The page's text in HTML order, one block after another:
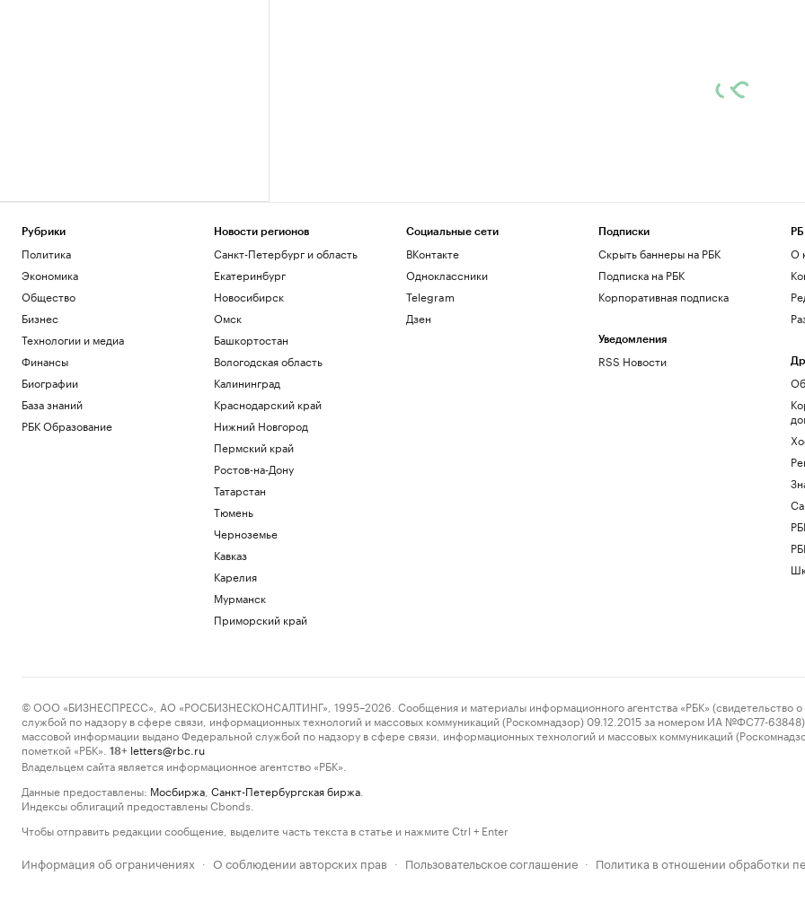
Рубрики
Политика
Экономика
Общество
Бизнес
Технологии и медиа
Финансы
Биографии
База знаний
РБК Образование
Новости регионов
Санкт-Петербург и область
Екатеринбург
Новосибирск
Омск
Башкортостан
Вологодская область
Калининград
Краснодарский край
Нижний Новгород
Пермский край
Ростов-на-Дону
Татарстан
Тюмень
Черноземье
Кавказ
Карелия
Мурманск
Приморский край
Социальные сети
ВКонтакте
Одноклассники
Telegram
Дзен
Подписки
Скрыть баннеры на РБК
Подписка на РБК
Корпоративная подписка
Уведомления
RSS Новости
О
© ООО «БИЗНЕСПРЕСС», АО «РОСБИЗНЕСКОНСАЛТИНГ», 1995–2026. Сообщения и материалы информационного агентства «РБК» (свидетельство о
службой по надзору в сфере связи, информационных технологий и массовых коммуникаций (Роскомнадзор) 09.12.2015 за номером ИА №ФС77-63848)
массовой информации выдано Федеральной службой по надзору в сфере связи, информационных технологий и массовых коммуникаций
пометкой «РБК».
18+ letters@rbc.ru
Владельцем сайта является информационное агентство «РБК».
Данные предоставлены: Мосбиржа Санкт-Петербургская биржа
Индексы облигаций предоставлены Cbonds.
Чтобы отправить редакции сообщение, выделите часть текста в статье и нажмите Ctrl + Enter
Информация об ограничениях · О соблюдении авторских прав · Пользовательское соглашение · Политика в отношении обработки